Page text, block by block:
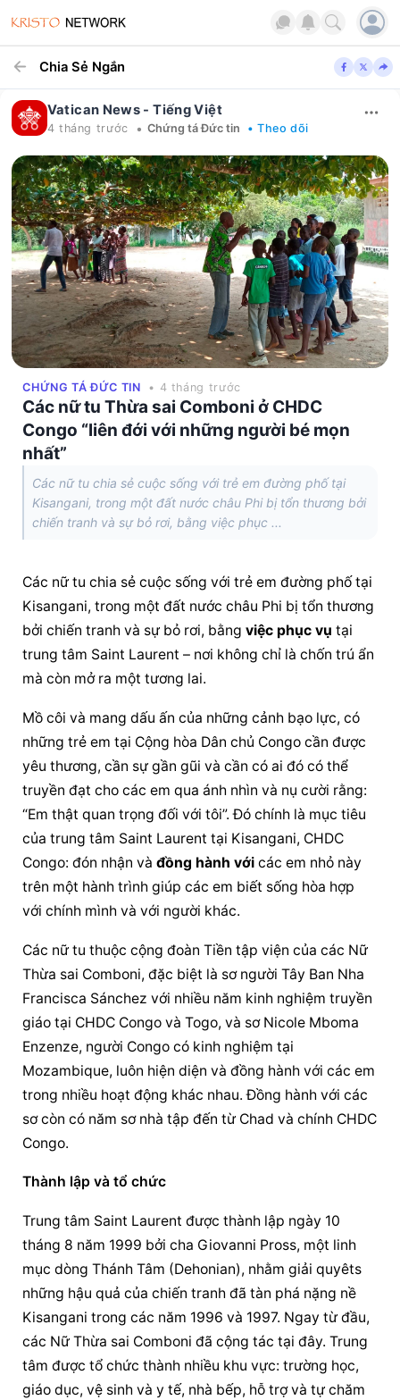
Chia Sẻ Ngắn
Vatican News - Tiếng Việt
4 tháng trước • Chứng tá Đức tin • Theo dõi
CHỨNG TÁ ĐỨC TIN • 4 tháng trước
Các nữ tu Thừa sai Comboni ở CHDC
Congo “liên đới với những người bé mọn
nhất”
Các nữ tu chia sẻ cuộc sống với trẻ em đường phố tại
Kisangani, trong một đất nước châu Phi bị tổn thương bởi
chiến tranh và sự bỏ rơi, bằng việc phục ...
Các nữ tu chia sẻ cuộc sống với trẻ em đường phố tại
Kisangani, trong một đất nước châu Phi bị tổn thương
bởi chiến tranh và sự bỏ rơi, bằng việc phục vụ tại
trung tâm Saint Laurent – nơi không chỉ là chốn trú ẩn
mà còn mở ra một tương lai.
Mồ côi và mang dấu ấn của những cảnh bạo lực, có
những trẻ em tại Cộng hòa Dân chủ Congo cần được
yêu thương, cần sự gần gũi và cần có ai đó có thể
truyền đạt cho các em qua ánh nhìn và nụ cười rằng:
“Em thật quan trọng đối với tôi”. Đó chính là mục tiêu
của trung tâm Saint Laurent tại Kisangani, CHDC
Congo: đón nhận và đồng hành với các em nhỏ này
trên một hành trình giúp các em biết sống hòa hợp
với chính mình và với người khác.
Các nữ tu thuộc cộng đoàn Tiền tập viện của các Nữ
Thừa sai Comboni, đặc biệt là sơ người Tây Ban Nha
Francisca Sánchez với nhiều năm kinh nghiệm truyền
giáo tại CHDC Congo và Togo, và sơ Nicole Mboma
Enzenze, người Congo có kinh nghiệm tại
Mozambique, luôn hiện diện và đồng hành với các em
trong nhiều hoạt động khác nhau. Đồng hành với các
sơ còn có năm sơ nhà tập đến từ Chad và chính CHDC
Congo.
Thành lập và tổ chức
Trung tâm Saint Laurent được thành lập ngày 10
tháng 8 năm 1999 bởi cha Giovanni Pross, một linh
mục dòng Thánh Tâm (Dehonian), nhằm giải quyêts
những hậu quả của chiến tranh đã tàn phá nặng nề
Kisangani trong các năm 1996 và 1997. Ngay từ đầu,
các Nữ Thừa sai Comboni đã cộng tác tại đây. Trung
tâm được tổ chức thành nhiều khu vực: trường học,
giáo dục, vệ sinh và y tế, nhà bếp, hỗ trợ và tự chăm